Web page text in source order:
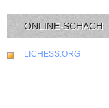
ONLINE-SCHACH
LICHESS.ORG